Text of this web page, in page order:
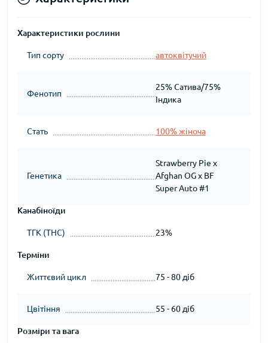
Характеристики рослини
Тип сорту автоквітучий
Фенотип
25% Сатива/75%
Індика
Стать 100% жіноча
Генетика
Strawberry Pie x
Afghan OG x BF
Super Auto #1
Канабіноїди
ТГК (THC) 23%
Терміни
Життєвий цикл 75 - 80 діб
Цвітіння 55 - 60 діб
Розміри та вага